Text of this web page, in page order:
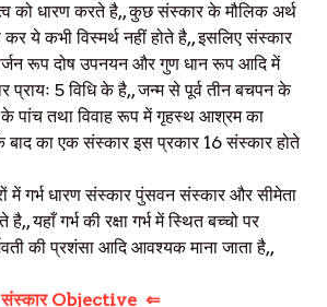
को धारण करते है,, कुछ संस्कार के मौलिक अर्थ
ये कभी विस्मर्थ नहीं होते है,, इसलिए संस्कार
रूप दोष उपनयन और गुण धान रूप आदि में
प्रायः 5 विधि के है,, जन्म से पूर्व तीन बचपन के
पांच तथा विवाह रूप में गृहस्थ आश्रम का
का एक संस्कार इस प्रकार 16 संस्कार होते
गर्भ धारण संस्कार पुंसवन संस्कार और सीमेता
यहाँ गर्भ की रक्षा गर्भ में स्थित बच्चो पर
की प्रशंसा आदि आवश्यक माना जाता है,,
संस्कार Objective ⇐